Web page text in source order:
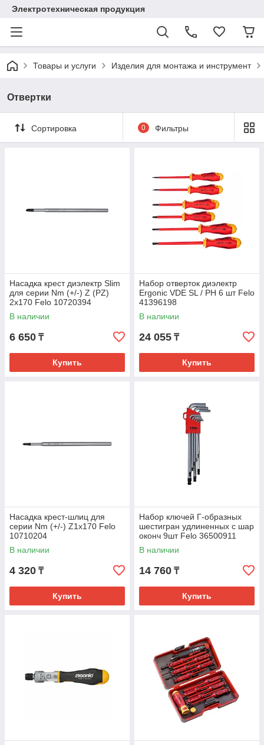
Электротехническая продукция
Товары и услуги Изделия для монтажа и инструмент
Отвертки
Сортировка 0 Фильтры
Насадка крест диэлектр Slim
для серии Nm (+/-) Z (PZ)
2x170 Felo 10720394
В наличии
6 650 ₸
Купить
Набор отверток диэлектр
Ergonic VDE SL / PH 6 шт Felo
41396198
В наличии
24 055 ₸
Купить
Насадка крест-шлиц для
серии Nm (+/-) Z1x170 Felo
10710204
В наличии
4 320 ₸
Купить
Набор ключей Г-образных
шестигран удлиненных с шар
оконч 9шт Felo 36500911
В наличии
14 760 ₸
Купить